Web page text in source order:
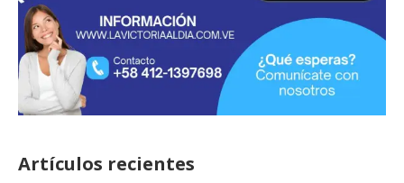
Artículos recientes